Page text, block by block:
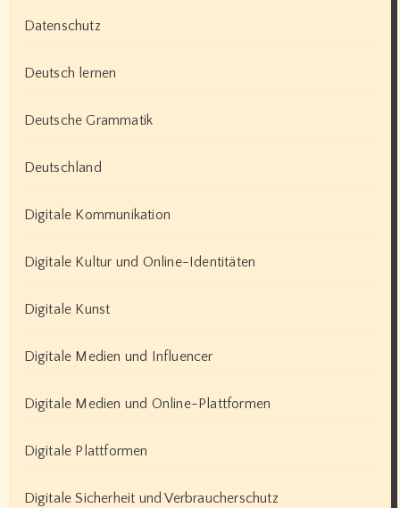
Datenschutz
Deutsch lernen
Deutsche Grammatik
Deutschland
Digitale Kommunikation
Digitale Kultur und Online-Identitäten
Digitale Kunst
Digitale Medien und Influencer
Digitale Medien und Online-Plattformen
Digitale Plattformen
Digitale Sicherheit und Verbraucherschutz